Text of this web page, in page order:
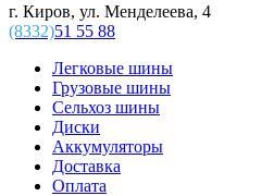
г. Киров, ул. Менделеева, 4
(8332)51 55 88
Легковые шины
Грузовые шины
Сельхоз шины
Диски
Аккумуляторы
Доставка
Оплата